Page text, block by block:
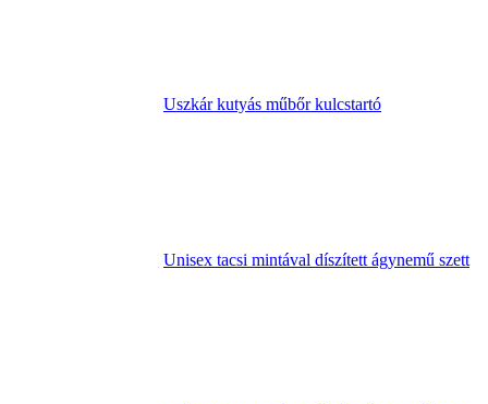
Uszkár kutyás műbőr kulcstartó
Unisex tacsi mintával díszített ágynemű szett